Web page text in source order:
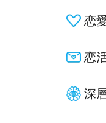
恋
恋
深